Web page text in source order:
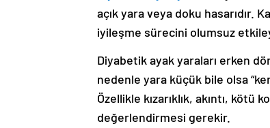
açık yara veya doku hasarıdır.
iyileşme sürecini olumsuz
Diyabetik ayak yaraları erken
nedenle yara küçük bile olsa
Özellikle kızarıklık, akıntı, kötü
değerlendirmesi gerekir.